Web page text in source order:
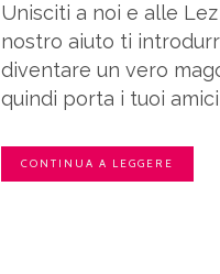
Unisciti a noi e alle
nostro aiuto ti
diventare un vero
quindi porta i tuoi
CONTINUA A LEGGERE